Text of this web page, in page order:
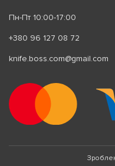
Пн-Пт 10:00-17:00
+380 96 127 08 72
knife.boss.com@gmail.com